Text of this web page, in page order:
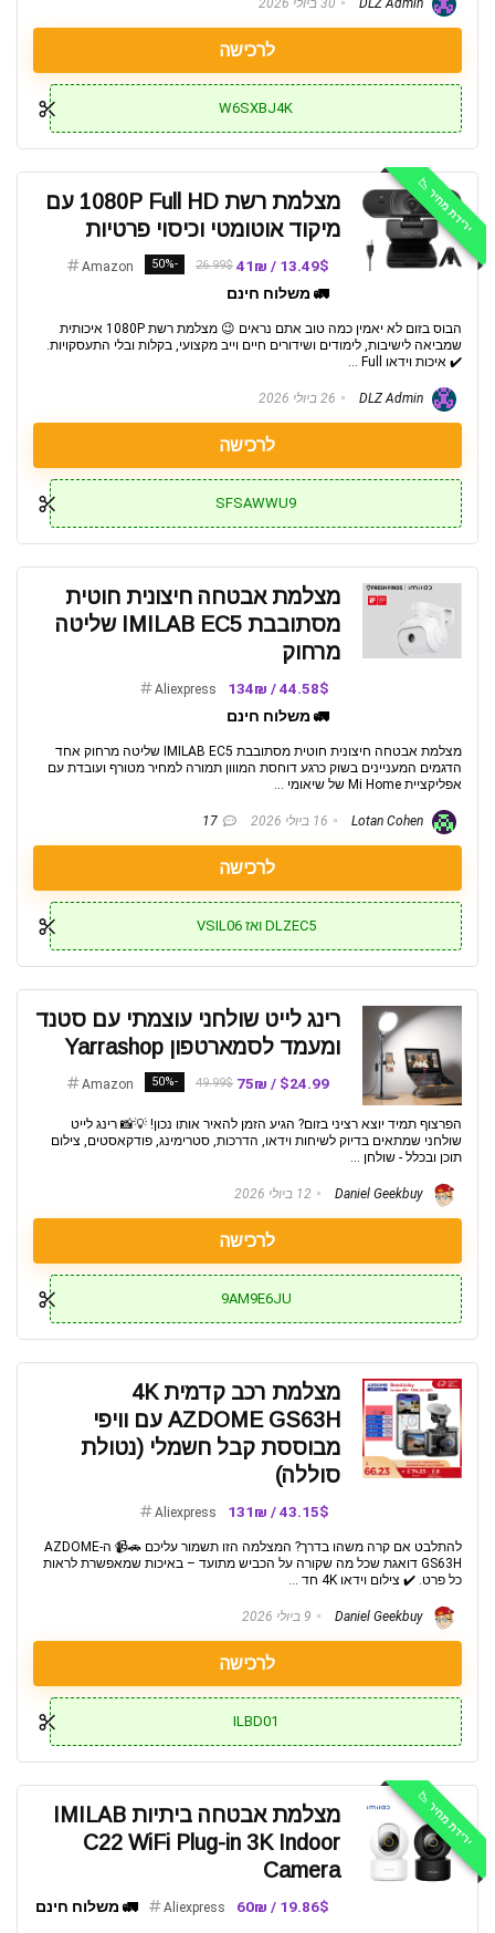
30 ביולי 2026
לרכישה
W6SXBJ4K
ירידת מחיר 📉
מצלמת רשת 1080P Full HD עם
מיקוד אוטומטי וכיסוי פרטיות
13.49$ / 41₪
26.99$
-50%
Amazon
🚛 משלוח חינם
הבוס בזום לא יאמין כמה טוב אתם נראים 😉 מצלמת רשת 1080P איכותית
שמביאה לישיבות, לימודים ושידורים חיים וייב מקצועי, בקלות ובלי התעסקויות.
✔️ איכות וידאו Full ...
26 ביולי 2026
לרכישה
SFSAWWU9
מצלמת אבטחה חיצונית חוטית
מסתובבת IMILAB EC5 שליטה
מרחוק
44.58$ / 134₪
Aliexpress
🚛 משלוח חינם
מצלמת אבטחה חיצונית חוטית מסתובבת IMILAB EC5 שליטה מרחוק אחד
הדגמים המעניינים בשוק כרגע דוחסת המווון תמורה למחיר מטורף ועובדת עם
אפליקציית Mi Home של שיאומי ...
16 ביולי 2026 17
לרכישה
DLZEC5 ואז VSIL06
רינג לייט שולחני עוצמתי עם סטנד
ומעמד לסמארטפון Yarrashop
$24.99 / 75₪
49.99$
-50%
Amazon
הפרצוף תמיד יוצא רציני בזום? הגיע הזמן להאיר אותו נכון! 💡📸 רינג לייט
שולחני שמתאים בדיוק לשיחות וידאו, הדרכות, סטרימינג, פודקאסטים, צילום
תוכן ובכלל - שולחן ...
12 ביולי 2026
לרכישה
9AM9E6JU
מצלמת רכב קדמית 4K
AZDOME GS63H עם וויפי
מבוססת קבל חשמלי (נטולת
סוללה)
43.15$ / 131₪
Aliexpress
להתלבט אם קרה משהו בדרך? המצלמה הזו תשמור עליכם 🚗📹 ה-AZDOME
GS63H דואגת שכל מה שקורה על הכביש מתועד – באיכות שמאפשרת לראות
כל פרט. ✔️ צילום וידאו 4K חד ...
9 ביולי 2026
לרכישה
ILBD01
ירידת מחיר 📉
מצלמת אבטחה ביתיות IMILAB
C22 WiFi Plug-in 3K Indoor
Camera
19.86$ / 60₪
Aliexpress 🚛 משלוח חינם